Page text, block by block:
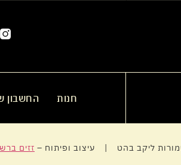
חנות החשבון
ליקב בהט | עיצוב ופיתוח – זזים